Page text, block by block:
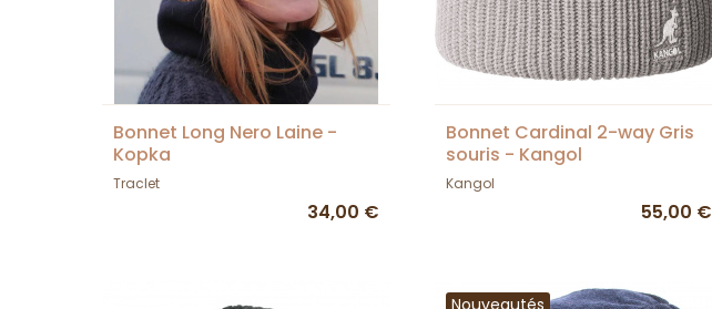
Bonnet Long Nero Laine -
Kopka
Traclet
34,00 €
Bonnet Cardinal 2-way Gris
souris - Kangol
Kangol
55,00 €